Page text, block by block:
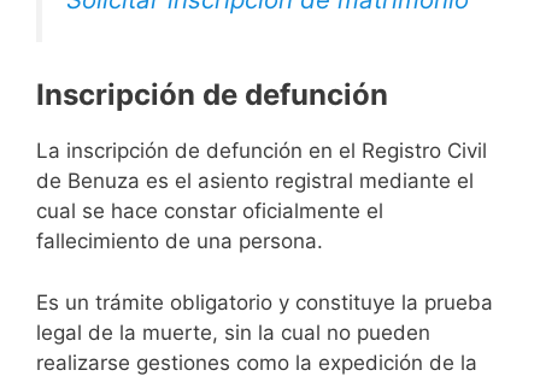
Inscripción de defunción
La inscripción de defunción en el Registro Civil
de Benuza es el asiento registral mediante el
cual se hace constar oficialmente el
fallecimiento de una persona.
Es un trámite obligatorio y constituye la prueba
legal de la muerte, sin la cual no pueden
realizarse gestiones como la expedición de la